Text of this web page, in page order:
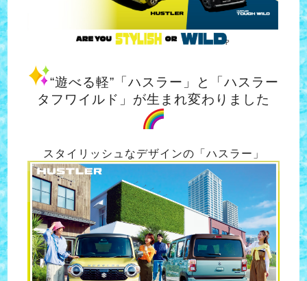
“遊べる軽”「ハスラー」と「ハスラー
タフワイルド」が生まれ変わりました
スタイリッシュなデザインの「ハスラー」